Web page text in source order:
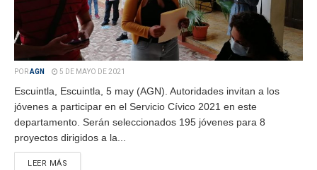
PORAGN 5 DE MAYO DE 2021
Escuintla, Escuintla, 5 may (AGN). Autoridades invitan a los
jóvenes a participar en el Servicio Cívico 2021 en este
departamento. Serán seleccionados 195 jóvenes para 8
proyectos dirigidos a la...
LEER MÁS